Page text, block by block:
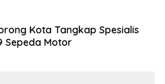
Kota Tangkap Spesialis
Sepeda Motor